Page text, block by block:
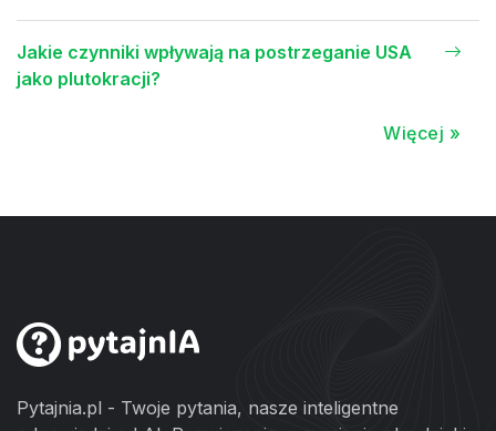
Jakie czynniki wpływają na postrzeganie USA
jako plutokracji?
Więcej »
Pytajnia.pl - Twoje pytania, nasze inteligentne